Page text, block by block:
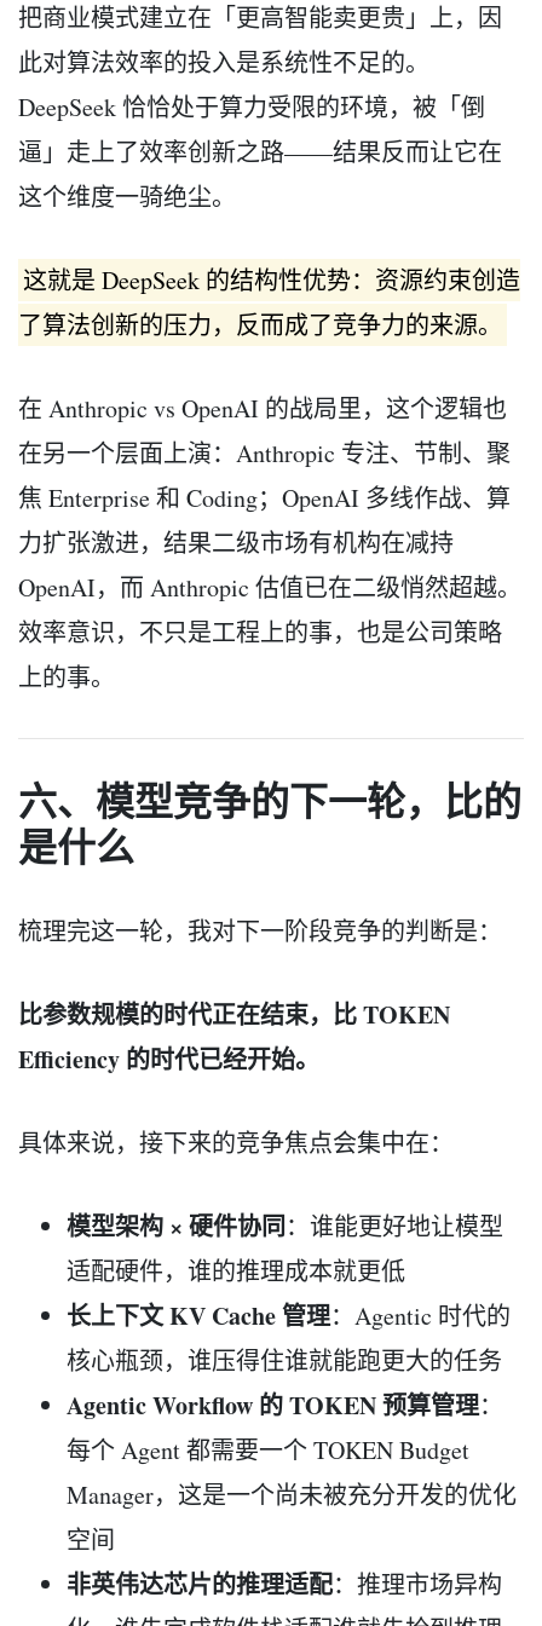
把商业模式建立在「更高智能卖更贵」上，因
此对算法效率的投入是系统性不足的。
DeepSeek 恰恰处于算力受限的环境，被「倒
逼」走上了效率创新之路——结果反而让它在
这个维度一骑绝尘。
这就是 DeepSeek 的结构性优势：资源约束创造
了算法创新的压力，反而成了竞争力的来源。
在 Anthropic vs OpenAI 的战局里，这个逻辑也
在另一个层面上演：Anthropic 专注、节制、聚
焦 Enterprise 和 Coding；OpenAI 多线作战、算
力扩张激进，结果二级市场有机构在减持
OpenAI，而 Anthropic 估值已在二级悄然超越。
效率意识，不只是工程上的事，也是公司策略
上的事。
六、模型竞争的下一轮，比的
是什么
梳理完这一轮，我对下一阶段竞争的判断是：
比参数规模的时代正在结束，比 TOKEN
Efficiency 的时代已经开始。
具体来说，接下来的竞争焦点会集中在：
模型架构 × 硬件协同：谁能更好地让模型
适配硬件，谁的推理成本就更低
长上下文 KV Cache 管理：Agentic 时代的
核心瓶颈，谁压得住谁就能跑更大的任务
Agentic Workflow 的 TOKEN 预算管理：
每个 Agent 都需要一个 TOKEN Budget
Manager，这是一个尚未被充分开发的优化
空间
非英伟达芯片的推理适配：推理市场异构